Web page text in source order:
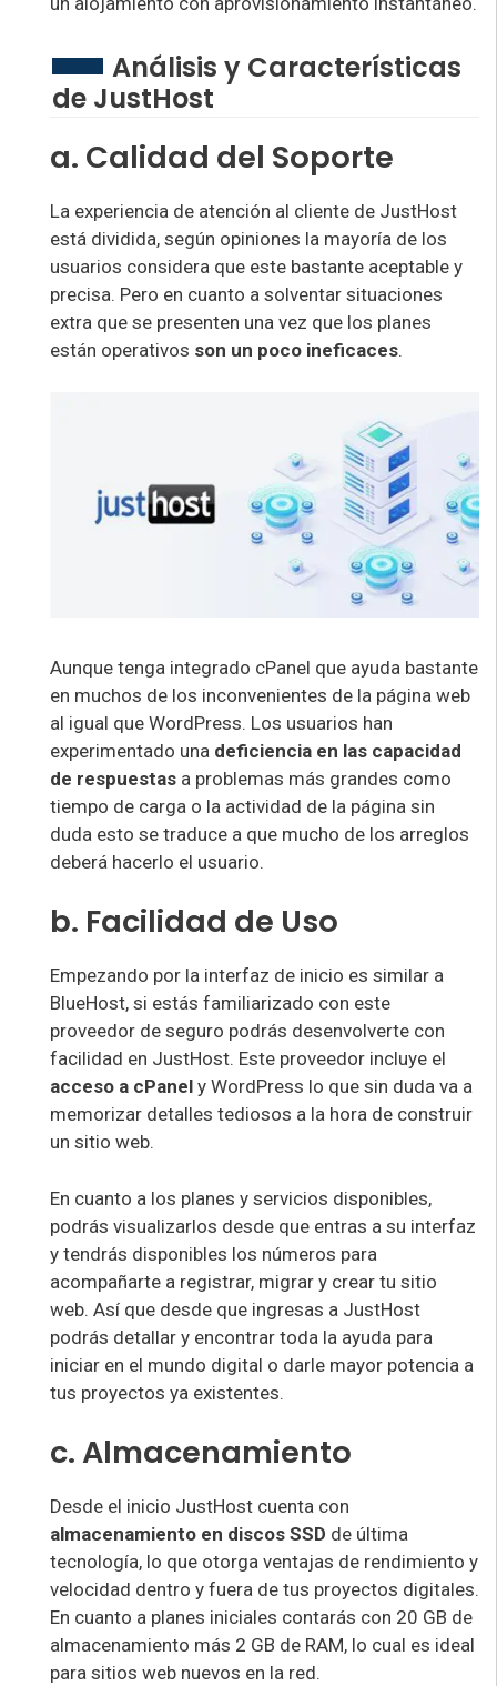
Análisis y Características
de JustHost
a. Calidad del Soporte
La experiencia de atención al cliente de JustHost
está dividida, según opiniones la mayoría de los
usuarios considera que este bastante aceptable y
precisa. Pero en cuanto a solventar situaciones
extra que se presenten una vez que los planes
están operativos son un poco ineficaces.
Aunque tenga integrado cPanel que ayuda bastante
en muchos de los inconvenientes de la página web
al igual que WordPress. Los usuarios han
experimentado una deficiencia en las capacidad
de respuestas a problemas más grandes como
tiempo de carga o la actividad de la página sin
duda esto se traduce a que mucho de los arreglos
deberá hacerlo el usuario.
b. Facilidad de Uso
Empezando por la interfaz de inicio es similar a
BlueHost, si estás familiarizado con este
proveedor de seguro podrás desenvolverte con
facilidad en JustHost. Este proveedor incluye el
acceso a cPanel y WordPress lo que sin duda va a
memorizar detalles tediosos a la hora de construir
un sitio web.
En cuanto a los planes y servicios disponibles,
podrás visualizarlos desde que entras a su interfaz
y tendrás disponibles los números para
acompañarte a registrar, migrar y crear tu sitio
web. Así que desde que ingresas a JustHost
podrás detallar y encontrar toda la ayuda para
iniciar en el mundo digital o darle mayor potencia a
tus proyectos ya existentes.
c. Almacenamiento
Desde el inicio JustHost cuenta con
almacenamiento en discos SSD de última
tecnología, lo que otorga ventajas de rendimiento y
velocidad dentro y fuera de tus proyectos digitales.
En cuanto a planes iniciales contarás con 20 GB de
almacenamiento más 2 GB de RAM, lo cual es ideal
para sitios web nuevos en la red.